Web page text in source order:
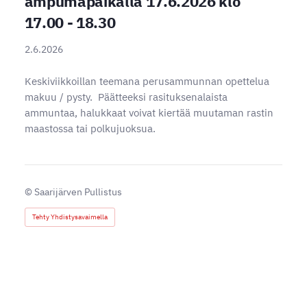
17.00 - 18.30
2.6.2026
Keskiviikkoillan teemana perusammunnan opettelua
makuu / pysty. Päätteeksi rasituksenalaista
ammuntaa, halukkaat voivat kiertää muutaman rastin
maastossa tai polkujuoksua.
© Saarijärven Pullistus
Tehty Yhdistysavaimella